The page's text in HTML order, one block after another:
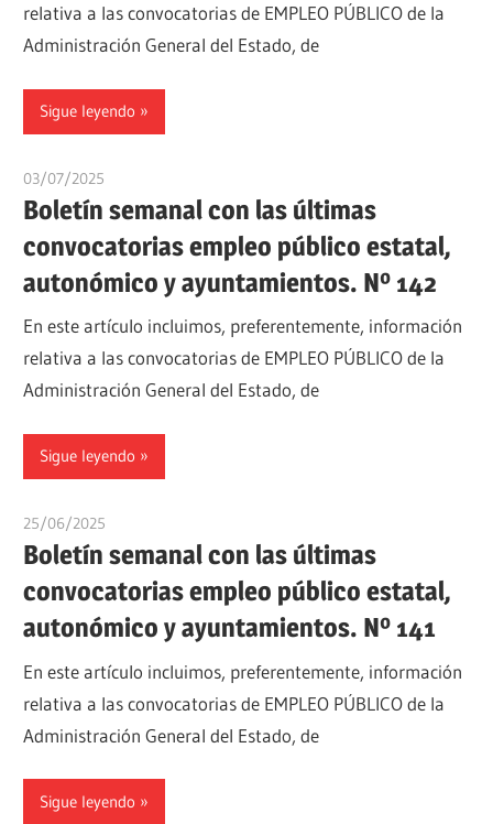
relativa a las convocatorias de EMPLEO PÚBLICO de la
Administración General del Estado, de
Sigue leyendo
03/07/2025
Boletín semanal con las últimas
convocatorias empleo público estatal,
autonómico y ayuntamientos. Nº 142
En este artículo incluimos, preferentemente, información
relativa a las convocatorias de EMPLEO PÚBLICO de la
Administración General del Estado, de
Sigue leyendo
25/06/2025
Boletín semanal con las últimas
convocatorias empleo público estatal,
autonómico y ayuntamientos. Nº 141
En este artículo incluimos, preferentemente, información
relativa a las convocatorias de EMPLEO PÚBLICO de la
Administración General del Estado, de
Sigue leyendo